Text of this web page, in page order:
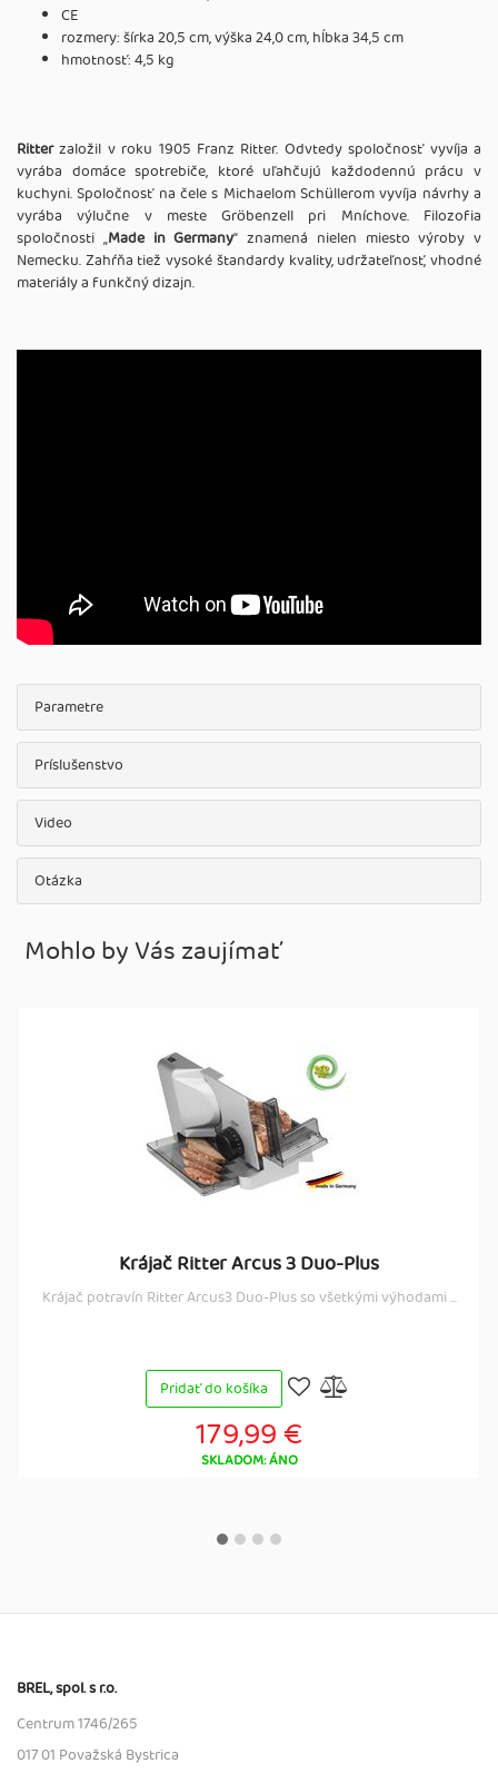
CE
rozmery: šírka 20,5 cm, výška 24,0 cm, hĺbka 34,5 cm
hmotnosť: 4,5 kg
Ritterzaložil v roku 1905 Franz Ritter. Odvtedy spoločnosť vyvíja a
vyrába domáce spotrebiče, ktoré uľahčujú každodennú prácu v
kuchyni. Spoločnosť na čele s Michaelom Schüllerom vyvíja návrhy a
vyrába výlučne v meste Gröbenzell pri Mníchove. Filozofia
spoločnosti „Made in Germany“ znamená nielen miesto výroby v
Nemecku. Zahŕňa tiež vysoké štandardy kvality, udržateľnosť, vhodné
materiály a funkčný dizajn.
Parametre
Príslušenstvo
Video
Otázka
Mohlo by Vás zaujímať
Krájač Ritter Arcus 3 Duo-Plus
Krájač potravín Ritter Arcus3 Duo-Plus so všetkými výhodami ...
Pridať do košíka
179,99 €
SKLADOM: ÁNO
BREL, spol. s r.o.
Centrum 1746/265
017 01 Považská Bystrica